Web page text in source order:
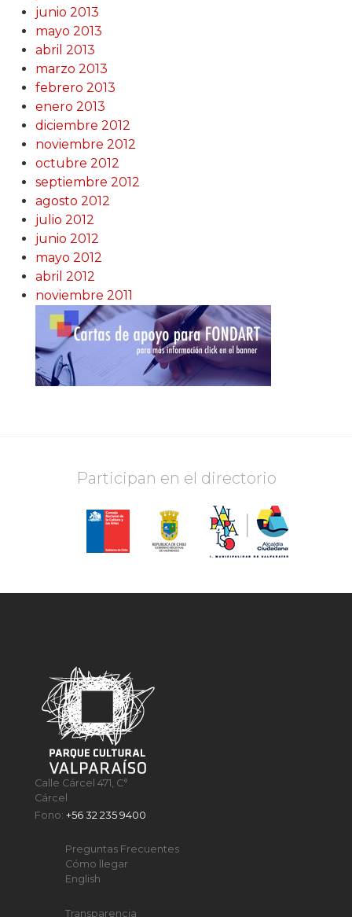
junio 2013
mayo 2013
abril 2013
marzo 2013
febrero 2013
enero 2013
diciembre 2012
noviembre 2012
octubre 2012
septiembre 2012
agosto 2012
julio 2012
junio 2012
mayo 2012
abril 2012
noviembre 2011
Participan en el directorio
Calle Cárcel 471, C°
Cárcel
Fono:+56 32 235 9400
Preguntas Frecuentes
Cómo llegar
English
Transparencia